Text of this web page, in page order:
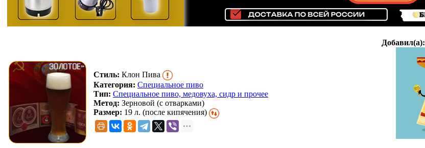
Стиль: Клон Пива
Категория: Специальное пиво
Тип: Специальное пиво, медовуха, сидр и прочее
Метод: Зерновой (с отварками)
Размер: 19 л. (после кипячения)
Добавил(а):